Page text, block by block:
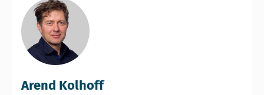
Arend Kolhoff